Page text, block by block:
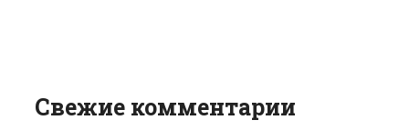
Свежие комментарии